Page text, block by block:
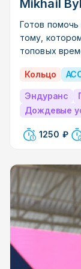
Mikhail
Готов
тому,
топовых
IGTC
1000. На
SMP Racing
Кольцо
Эндуранс
Дождевые
1250 ₽